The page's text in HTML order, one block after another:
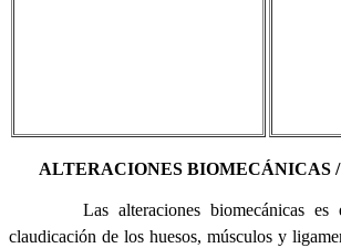
ALTERACIONES BIOMECÁNICAS
Las alteraciones biomecánicas
claudicación de los huesos, músculos y